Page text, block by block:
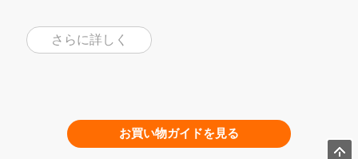
さらに詳しく
お買い物ガイドを見る